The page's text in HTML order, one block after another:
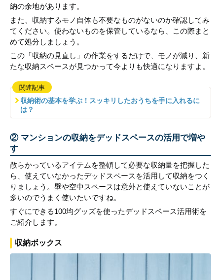
納の余地があります。
また、収納するモノ自体も不要なものがないのか確認してみ
てください。使わないものを保管しているなら、この際まと
めて処分しましょう。
この「収納の見直し」の作業をするだけで、モノが減り、新
たな収納スペースが見つかって今よりも快適になりますよ。
関連記事
収納術の基本を学ぶ！スッキリしたおうちを手に入れるに
は？
② マンションの収納をデッドスペースの活用で増や
す
散らかっているアイテムを整頓して必要な収納量を把握した
ら、使えていなかったデッドスペースを活用して収納をつく
りましょう。壁や空中スペースは意外と使えていないことが
多いのでうまく使いたいですね。
すぐにできる100均グッズを使ったデッドスペース活用術を
ご紹介します。
収納ボックス